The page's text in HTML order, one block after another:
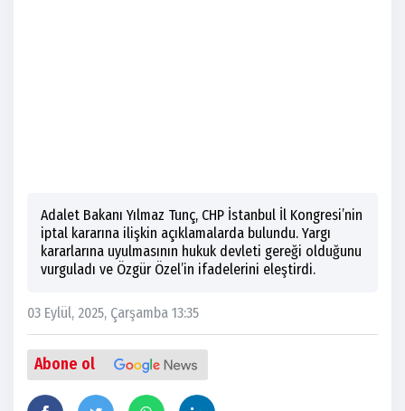
Adalet Bakanı Yılmaz Tunç, CHP İstanbul İl Kongresi’nin
iptal kararına ilişkin açıklamalarda bulundu. Yargı
kararlarına uyulmasının hukuk devleti gereği olduğunu
vurguladı ve Özgür Özel’in ifadelerini eleştirdi.
03 Eylül, 2025, Çarşamba 13:35
Abone ol